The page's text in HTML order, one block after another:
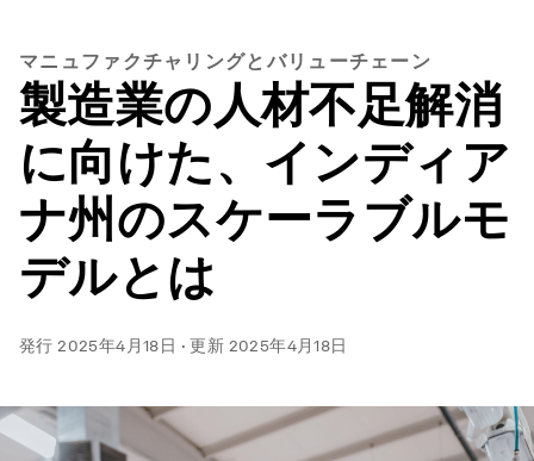
マニュファクチャリングとバリューチェーン
製造業の人材不足解消
に向けた、インディア
ナ州のスケーラブルモ
デルとは
発行2025年4月18日 ·更新 2025年4月18日